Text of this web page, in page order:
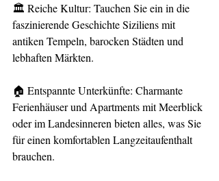
🏛️ Reiche Kultur: Tauchen Sie ein in die
faszinierende Geschichte Siziliens mit
antiken Tempeln, barocken Städten und
lebhaften Märkten.
🏠 Entspannte Unterkünfte: Charmante
Ferienhäuser und Apartments mit Meerblick
oder im Landesinneren bieten alles, was Sie
für einen komfortablen Langzeitaufenthalt
brauchen.